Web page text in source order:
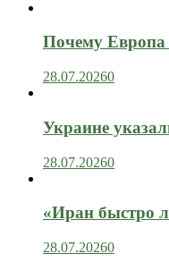
Почему Европа
28.07.20260
Украине
28.07.20260
«Иран быстро
28.07.20260